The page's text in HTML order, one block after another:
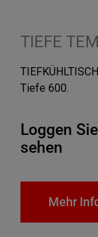
TIEFE
Tiefe 600.
Loggen
sehen
Mehr